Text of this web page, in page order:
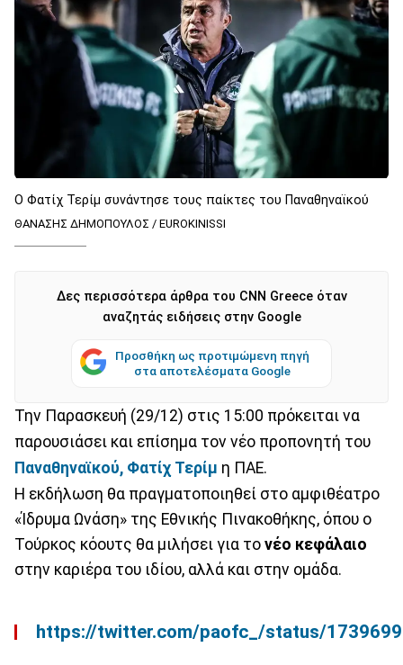
Ο Φατίχ Τερίμ συνάντησε τους παίκτες του Παναθηναϊκού
ΘΑΝΑΣΗΣ ΔΗΜΟΠΟΥΛΟΣ / EUROKINISSI
Δες περισσότερα άρθρα του CNN Greece όταν
αναζητάς ειδήσεις στην Google
Προσθήκη ως προτιμώμενη πηγή
στα αποτελέσματα Google
Την Παρασκευή (29/12) στις 15:00 πρόκειται να
παρουσιάσει και επίσημα τον νέο προπονητή του
Παναθηναϊκού, Φατίχ Τερίμ η ΠΑΕ.
Η εκδήλωση θα πραγματοποιηθεί στο αμφιθέατρο
«Ίδρυμα Ωνάση» της Εθνικής Πινακοθήκης, όπου ο
Τούρκος κόουτς θα μιλήσει για το νέο κεφάλαιο
στην καριέρα του ιδίου, αλλά και στην ομάδα.
https://twitter.com/paofc_/status/